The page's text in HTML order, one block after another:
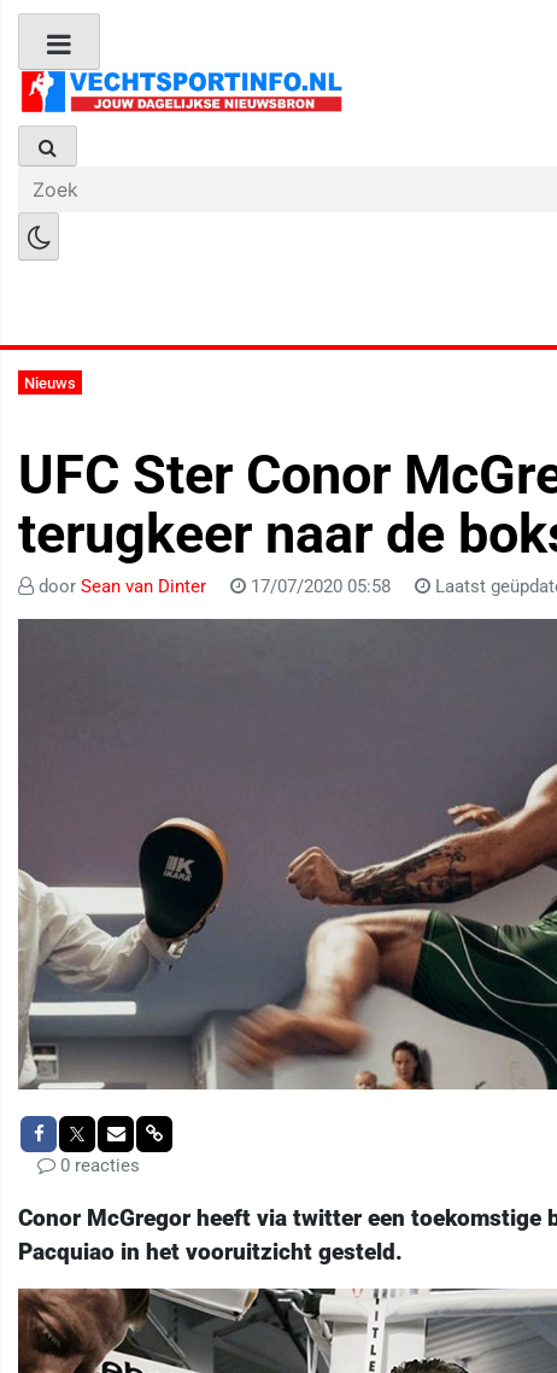
Nieuws
UFC Ster Conor
terugkeer naar de
door Sean van Dinter 17/07/2020 05:58 Laatst
0 reacties
Conor McGregor heeft via twitter een toekomstige
Pacquiao in het vooruitzicht gesteld.